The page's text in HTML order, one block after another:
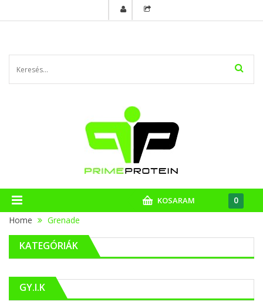
KOSARAM
0
Home
Grenade
KATEGÓRIÁK
GY.I.K